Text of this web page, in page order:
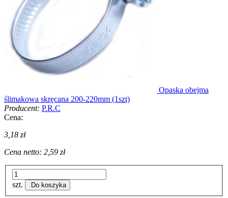
Opaska obejma
ślimakowa skręcana 200-220mm (1szt)
Producent: P.R.C
Cena:
3,18 zł
Cena netto: 2,59 zł
szt. Do koszyka